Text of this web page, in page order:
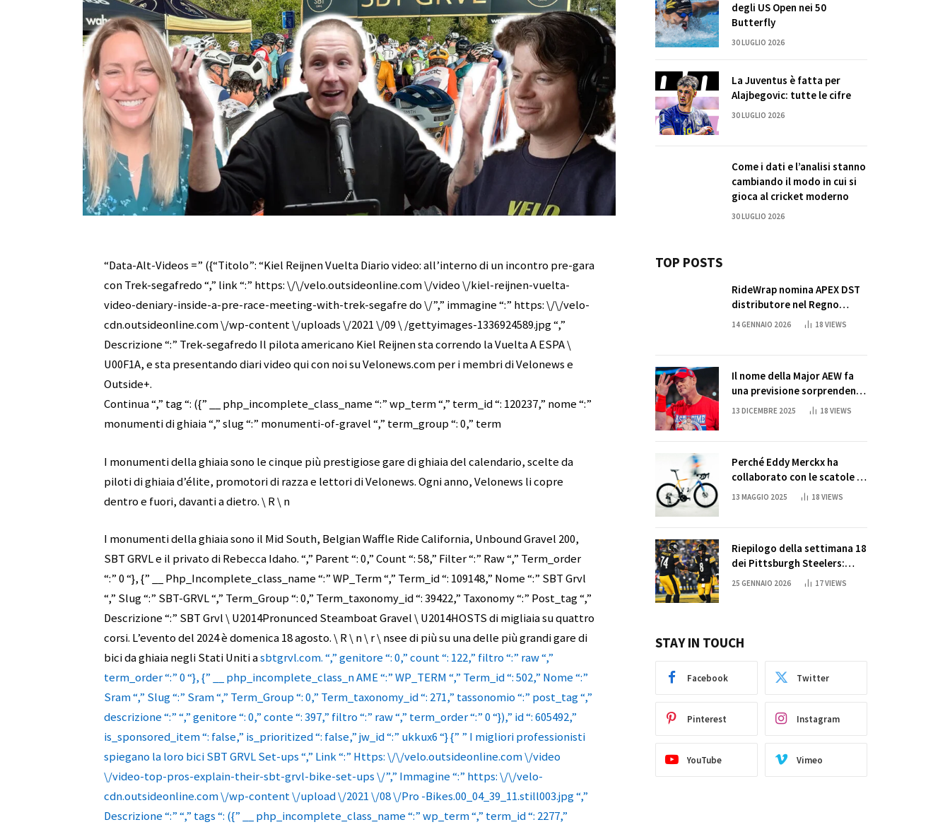
“Data-Alt-Videos =” ({“Titolo”: “Kiel Reijnen Vuelta Diario video: all’interno di un incontro pre-gara
con Trek-segafredo “,” link “:” https: \/\/velo.outsideonline.com \/video \/kiel-reijnen-vuelta-
video-deniary-inside-a-pre-race-meeting-with-trek-segafre do \/”,” immagine “:” https: \/\/velo-
cdn.outsideonline.com \/wp-content \/uploads \/2021 \/09 \ /gettyimages-1336924589.jpg “,”
Descrizione “:” Trek-segafredo Il pilota americano Kiel Reijnen sta correndo la Vuelta A ESPA \
U00F1A, e sta presentando diari video qui con noi su Velonews.com per i membri di Velonews e
Outside+.
Continua “,” tag “: ({” __ php_incomplete_class_name “:” wp_term “,” term_id “: 120237,” nome “:”
monumenti di ghiaia “,” slug “:” monumenti-of-gravel “,” term_group “: 0,” term
I monumenti della ghiaia sono le cinque più prestigiose gare di ghiaia del calendario, scelte da
piloti di ghiaia d’élite, promotori di razza e lettori di Velonews. Ogni anno, Velonews li copre
dentro e fuori, davanti a dietro. \ R \ n
I monumenti della ghiaia sono il Mid South, Belgian Waffle Ride California, Unbound Gravel 200,
SBT GRVL e il privato di Rebecca Idaho. “,” Parent “: 0,” Count “: 58,” Filter “:” Raw “,” Term_order
“:” 0 “}, {” __ Php_Incomplete_class_name “:” WP_Term “,” Term_id “: 109148,” Nome “:” SBT Grvl
“,” Slug “:” SBT-GRVL “,” Term_Group “: 0,” Term_taxonomy_id “: 39422,” Taxonomy “:” Post_tag “,”
Descrizione “:” SBT Grvl \ U2014Pronunced Steamboat Gravel \ U2014HOSTS di migliaia su quattro
corsi. L’evento del 2024 è domenica 18 agosto. \ R \ n \ r \ nsee di più su una delle più grandi gare di
bici da ghiaia negli Stati Uniti asbtgrvl.com. “,” genitore “: 0,” count “: 122,” filtro “:” raw “,”
term_order “:” 0 “}, {” __ php_incomplete_class_n AME “:” WP_TERM “,” Term_id “: 502,” Nome “:”
Sram “,” Slug “:” Sram “,” Term_Group “: 0,” Term_taxonomy_id “: 271,” tassonomio “:” post_tag “,”
descrizione “:” “,” genitore “: 0,” conte “: 397,” filtro “:” raw “,” term_order “:” 0 “}),” id “: 605492,”
is_sponsored_item “: false,” is_prioritized “: false,” jw_id “:” ukkux6 “} {” ” I migliori professionisti
spiegano la loro bici SBT GRVL Set-ups “,” Link “:” Https: \/\/velo.outsideonline.com \/video
\/video-top-pros-explain-their-sbt-grvl-bike-set-ups \/”,” Immagine “:” https: \/\/velo-
cdn.outsideonline.com \/wp-content \/upload \/2021 \/08 \/Pro -Bikes.00_04_39_11.still003.jpg “,”
Descrizione “:” “,” tags “: ({” __ php_incomplete_class_name “:” wp_term “,” term_id “: 2277,”
degli US Open nei 50
Butterfly
30 LUGLIO 2026
La Juventus è fatta per
Alajbegovic: tutte le cifre
30 LUGLIO 2026
Come i dati e l’analisi stanno
cambiando il modo in cui si
gioca al cricket moderno
30 LUGLIO 2026
TOP POSTS
RideWrap nomina APEX DST
distributore nel Regno
Unito
14 GENNAIO 2026 18 VIEWS
Il nome della Major AEW fa
una previsione sorprendente
per la partita di ritiro di
13 DICEMBRE 2025 18 VIEWS
Perché Eddy Merckx ha
collaborato con le scatole di
succo di Sun Capri
13 MAGGIO 2025 18 VIEWS
Riepilogo della settimana 18
dei Pittsburgh Steelers:
credi nei miracoli?
25 GENNAIO 2026 17VIEWS
STAY IN TOUCH
Facebook Twitter
Pinterest Instagram
YouTube Vimeo